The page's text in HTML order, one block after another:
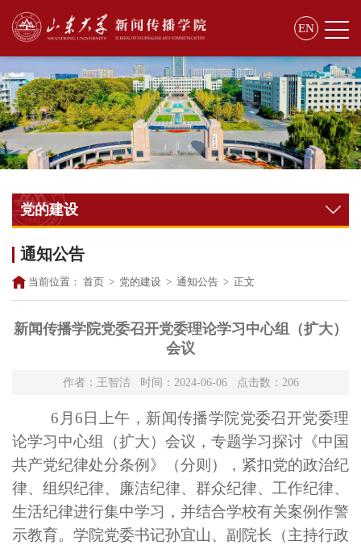
EN
党的建设
通知公告
当前位置： 首页 > 党的建设 > 通知公告 > 正文
新闻传播学院党委召开党委理论学习中心组（扩大）
会议
作者：王智洁 时间：2024-06-06 点击数： 206
6月6日上午，新闻传播学院党委召开党委理
论学习中心组（扩大）会议，专题学习探讨《中国
共产党纪律处分条例》（分则），紧扣党的政治纪
律、组织纪律、廉洁纪律、群众纪律、工作纪律、
生活纪律进行集中学习，并结合学校有关案例作警
示教育。学院党委书记孙宜山、副院长（主持行政